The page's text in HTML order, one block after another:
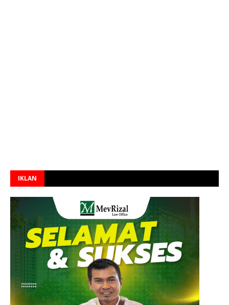
IKLAN